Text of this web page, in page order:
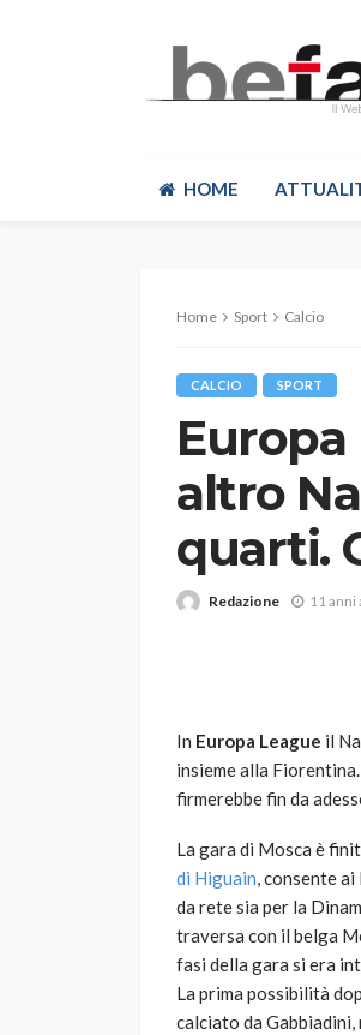
HOME
Home Sport Calcio
CALCIO SPORT
Europa
altro
quarti.
Redazione 11 anni
In Europa League il
insieme alla
firmerebbe fin da
La gara di Mosca è
di Higuain, consente
da rete sia per la
traversa con il belga
fasi della gara si era
La prima possibilità
calciato da
VARIE
god